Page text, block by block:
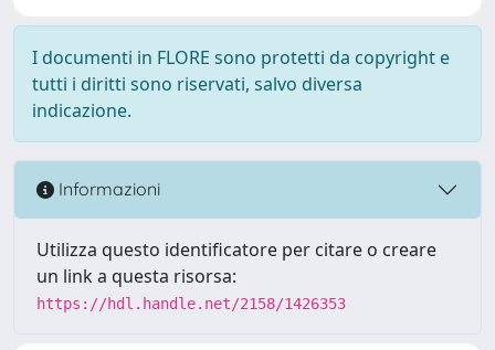
I documenti in FLORE sono protetti da copyright e
tutti i diritti sono riservati, salvo diversa
indicazione.
Informazioni
Utilizza questo identificatore per citare o creare
un link a questa risorsa:
https://hdl.handle.net/2158/1426353